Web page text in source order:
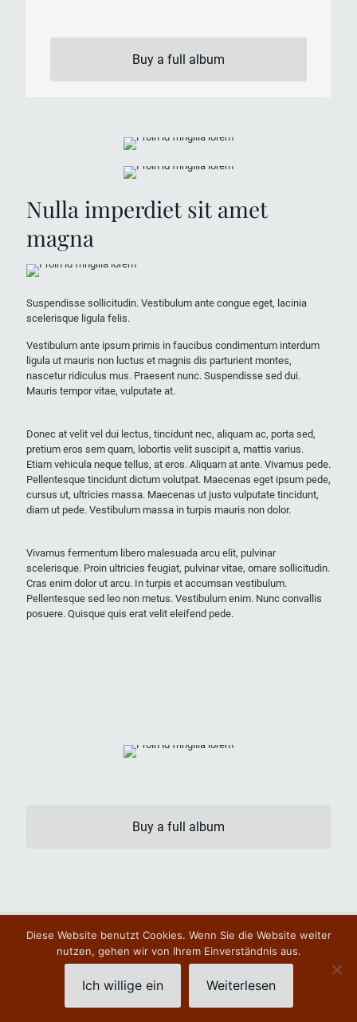
Buy a full album
Nulla imperdiet sit amet
magna
Suspendisse sollicitudin. Vestibulum ante congue eget, lacinia
scelerisque ligula felis.
Vestibulum ante ipsum primis in faucibus condimentum interdum
ligula ut mauris non luctus et magnis dis parturient montes,
nascetur ridiculus mus. Praesent nunc. Suspendisse sed dui.
Mauris tempor vitae, vulputate at.
Donec at velit vel dui lectus, tincidunt nec, aliquam ac, porta sed,
pretium eros sem quam, lobortis velit suscipit a, mattis varius.
Etiam vehicula neque tellus, at eros. Aliquam at ante. Vivamus pede.
Pellentesque tincidunt dictum volutpat. Maecenas eget ipsum pede,
cursus ut, ultricies massa. Maecenas ut justo vulputate tincidunt,
diam ut pede. Vestibulum massa in turpis mauris non dolor.
Vivamus fermentum libero malesuada arcu elit, pulvinar
scelerisque. Proin ultricies feugiat, pulvinar vitae, ornare sollicitudin.
Cras enim dolor ut arcu. In turpis et accumsan vestibulum.
Pellentesque sed leo non metus. Vestibulum enim. Nunc convallis
posuere. Quisque quis erat velit eleifend pede.
Buy a full album
© Cnaub - Entertainment -
powered by pixelway
Links
Impressum & Kontakt Datenschutz
Diese Website benutzt Cookies. Wenn Sie die Website weiter
nutzen, gehen wir von Ihrem Einverständnis aus.
Ich willige ein Weiterlesen